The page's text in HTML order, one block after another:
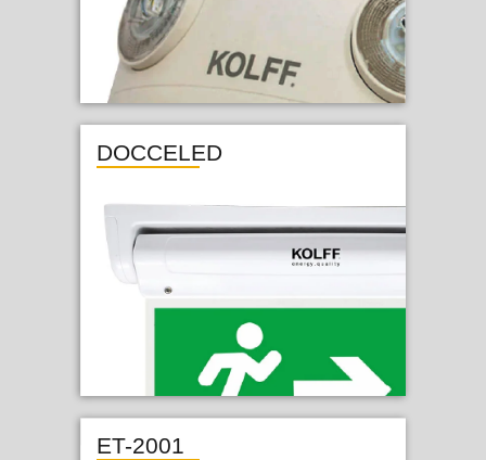
DOCCELED
ET-2001